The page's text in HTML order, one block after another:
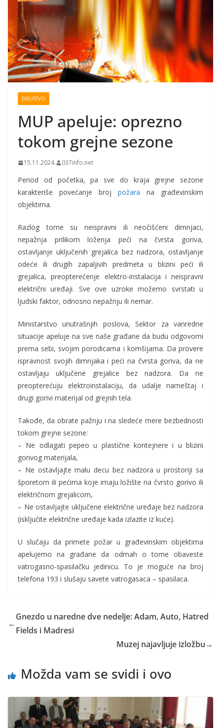
DRUŠTVO
MUP apeluje: oprezno
tokom grejne sezone
15.11.2024. 037info.net
Period od početka, pa sve do kraja grejne sezone
karakteriše povećanje broj požara na građevinskim
objektima.
Razlog tome su neispravni ili neočišćeni dimnjaci,
nepažnja prilikom loženja peći na čvrsta goriva,
ostavljanje uključenih grejalica bez nadzora, ostavljanje
odeće ili drugih zapaljivih predmeta u blizini peći ili
grejalica, preopterećenje elektro-instalacija i neispravni
električni uređaji. Sve ove uzroke možemo svrstati u
ljudski faktor, odnosno nepažnju ili nemar.
Ministarstvo unutrašnjih poslova, Sektor za vanredne
situacije apeluje na sve naše građane da budu odgovorni
prema sebi, svojim porodicama i komšijama. Da provere
ispravnost svojih dimnjaka i peći na čvrsta goriva, da ne
ostavljaju uključene grejalice bez nadzora. Da ne
preopterećuju elektroinstalaciju, da udalje nameštaj i
drugi gorivi materijal od grejnih tela.
Takođe, da obrate pažnju i na sledeće mere bezbednosti
tokom grejne sezone:
– Ne odlagati pepeo u plastične kontejnere i u blizini
gorivog materijala,
– Ne ostavljajte malu decu bez nadzora u prostoriji sa
šporetom ili pećima koje imaju ložište na čvrsto gorivo ili
električnom grejalicom,
– Ne ostavljajte uključene električne uređaje bez nadzora
(isključite električne uređaje kada izlazite iz kuće).
U slučaju da primete požar u građevinskim objektima
apelujemo na građane da odmah o tome obaveste
vatrogasno-spasilačku jedinicu. To je moguće na broj
telefona 193 i slušaju savete vatrogasaca – spasilaca.
←
Gnezdo u naredne dve nedelje: Adam, Auto, Hatred
Fields i Madresi
Muzej najavljuje izložbu→
Možda vam se svidi i ovo